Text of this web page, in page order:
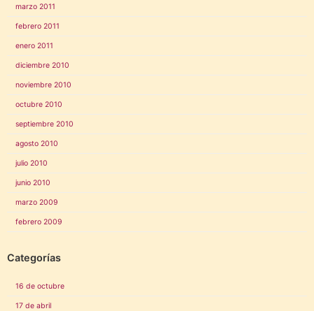
marzo 2011
febrero 2011
enero 2011
diciembre 2010
noviembre 2010
octubre 2010
septiembre 2010
agosto 2010
julio 2010
junio 2010
marzo 2009
febrero 2009
Categorías
16 de octubre
17 de abril